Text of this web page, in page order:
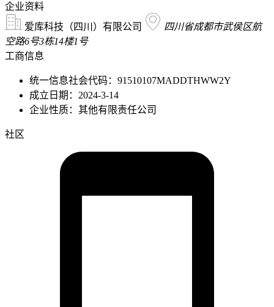
企业资料
爱库科技（四川）有限公司
四川省成都市武侯区航
空路6号3栋14楼1号
工商信息
统一信息社会代码：91510107MADDTHWW2Y
成立日期：2024-3-14
企业性质：其他有限责任公司
社区